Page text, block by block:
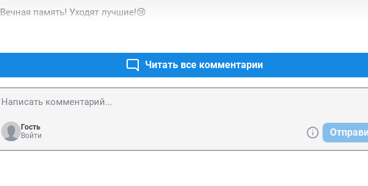
Вечная память! Уходят лучшие!😢
Читать все комментарии
Гость
Войти